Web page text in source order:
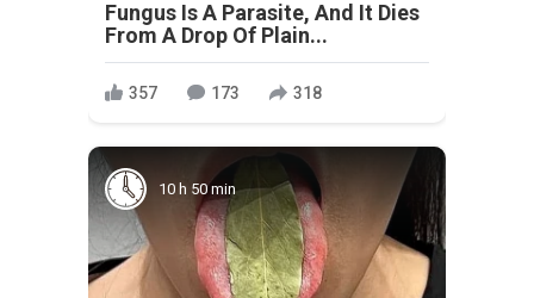
Fungus Is A Parasite, And It Dies
From A Drop Of Plain...
357 173 318
10 h 50 min